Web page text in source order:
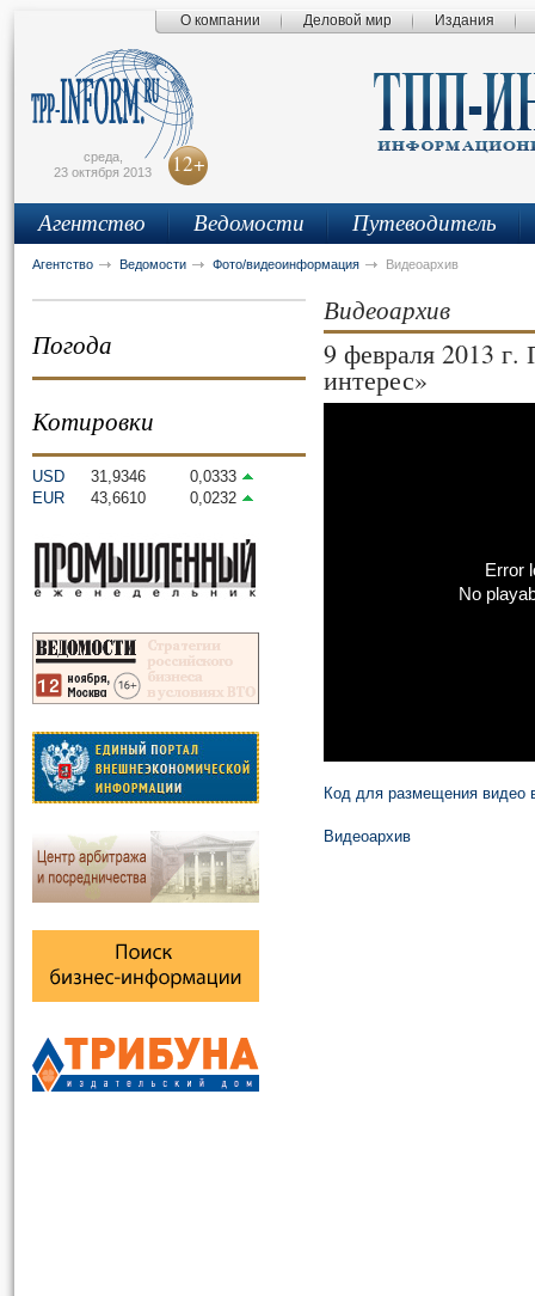
О компании Деловой мир Издания
среда,
23 октября 2013
12+
Агентство Ведомости Путеводитель
Агентство Ведомости Фото/видеоинформация Видеоархив
Погода
Котировки
USD 31,9346
0,0333
EUR
43,6610 0,0232
Видеоархив
9 февраля 2013
интерес»
Error
No
Код для размещения видео
Видеоархив